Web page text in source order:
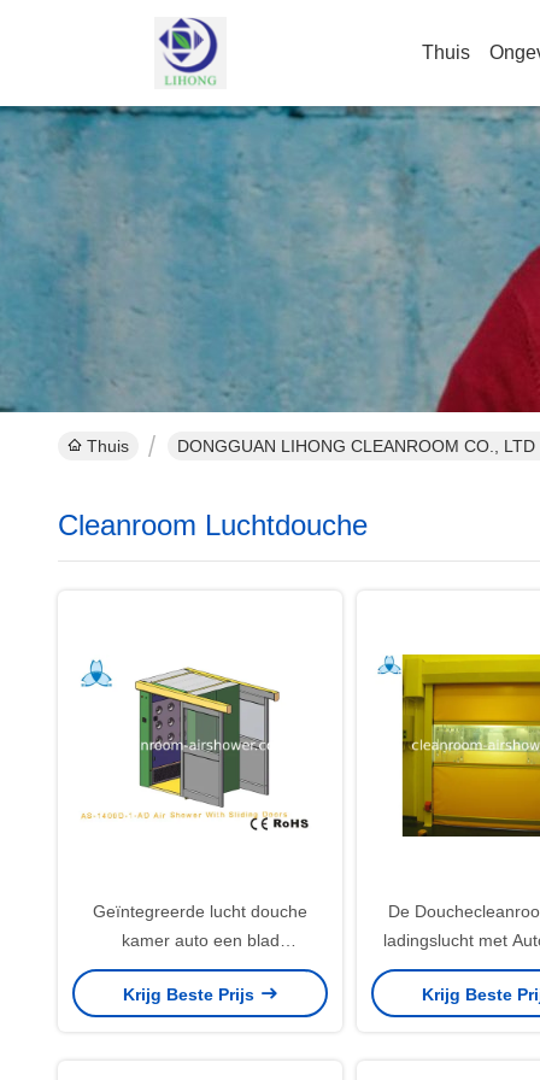
Thuis
Thuis DONGGUAN LIHONG CLEANROOM CO.,
Cleanroom Luchtdouche
Geïntegreerde lucht douche
kamer auto een blad
schuifdeuren voor 2 personen
Krijg Beste Prijs
De
ladingslucht met
Blinddeur
Krijg Beste